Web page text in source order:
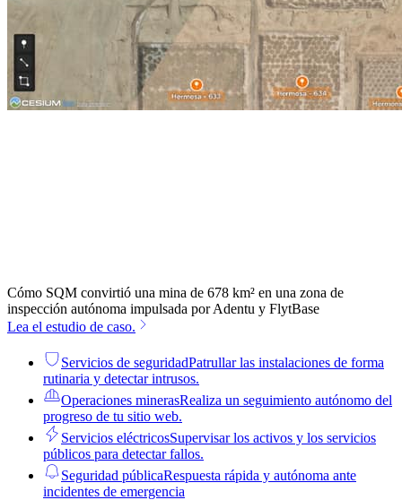
Cómo SQM convirtió una mina de 678 km² en una zona de
inspección autónoma impulsada por Adentu y FlytBase
Lea el estudio de caso.
Servicios de seguridadPatrullar las instalaciones de forma
rutinaria y detectar intrusos.
Operaciones minerasRealiza un seguimiento autónomo del
progreso de tu sitio web.
Servicios eléctricosSupervisar los activos y los servicios
públicos para detectar fallos.
Seguridad públicaRespuesta rápida y autónoma ante
incidentes de emergencia